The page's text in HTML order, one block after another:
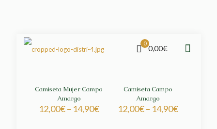
0
0,00€
Camiseta Mujer Campo
Amargo
12,00€– 14,90€
Camiseta Campo
Amargo
12,00€– 14,90€